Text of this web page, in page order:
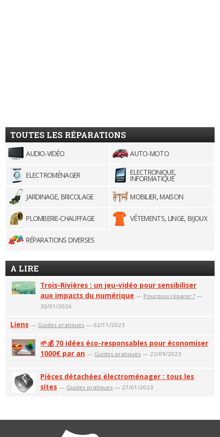
TOUTES LES RÉPARATIONS
AUDIO-VIDÉO AUTO-MOTO
ELECTROMÉNAGER ELECTRONIQUE,
INFORMATIQUE
JARDINAGE, BRICOLAGE
MOBILIER, MAISON
PLOMBERIE-CHAUFFAGE VÊTEMENTS, LINGE, BIJOUX
RÉPARATIONS DIVERSES
A LIRE
Trois-Rivières : un jeu-vidéo pour sensibiliser
aux impacts du numérique — Pourquoi réparer ? —
30/01/2026
Liens — Guides pratiques — 02/11/2023
🌱💰 70 idées éco-responsables pour économiser
1000€ par an — Guides pratiques — 22/09/2023
Pièces détachées électroménager : tous les
sites — Guides pratiques — 27/01/2023